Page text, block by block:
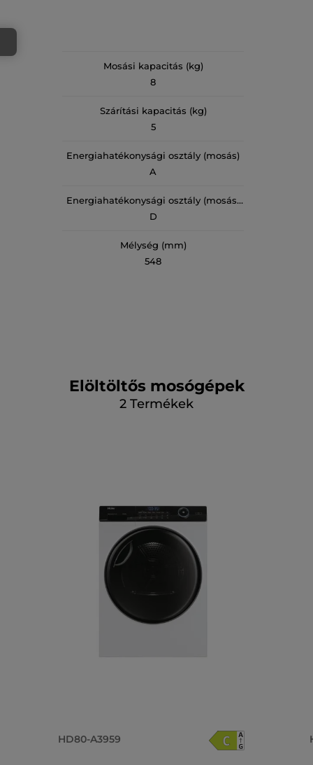
Mosási kapacitás (kg)
8
Szárítási kapacitás (kg)
5
Energiahatékonysági osztály (mosás)
A
Energiahatékonysági osztály (mosás-
D
Mélység (mm)
548
Elöltöltős mosógépek
2 Termékek
HD80-A3959